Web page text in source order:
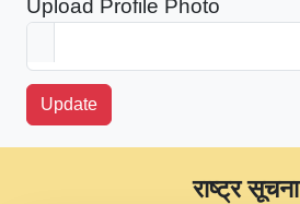
Upload Profile Photo
Update
राष्ट्र सूचना